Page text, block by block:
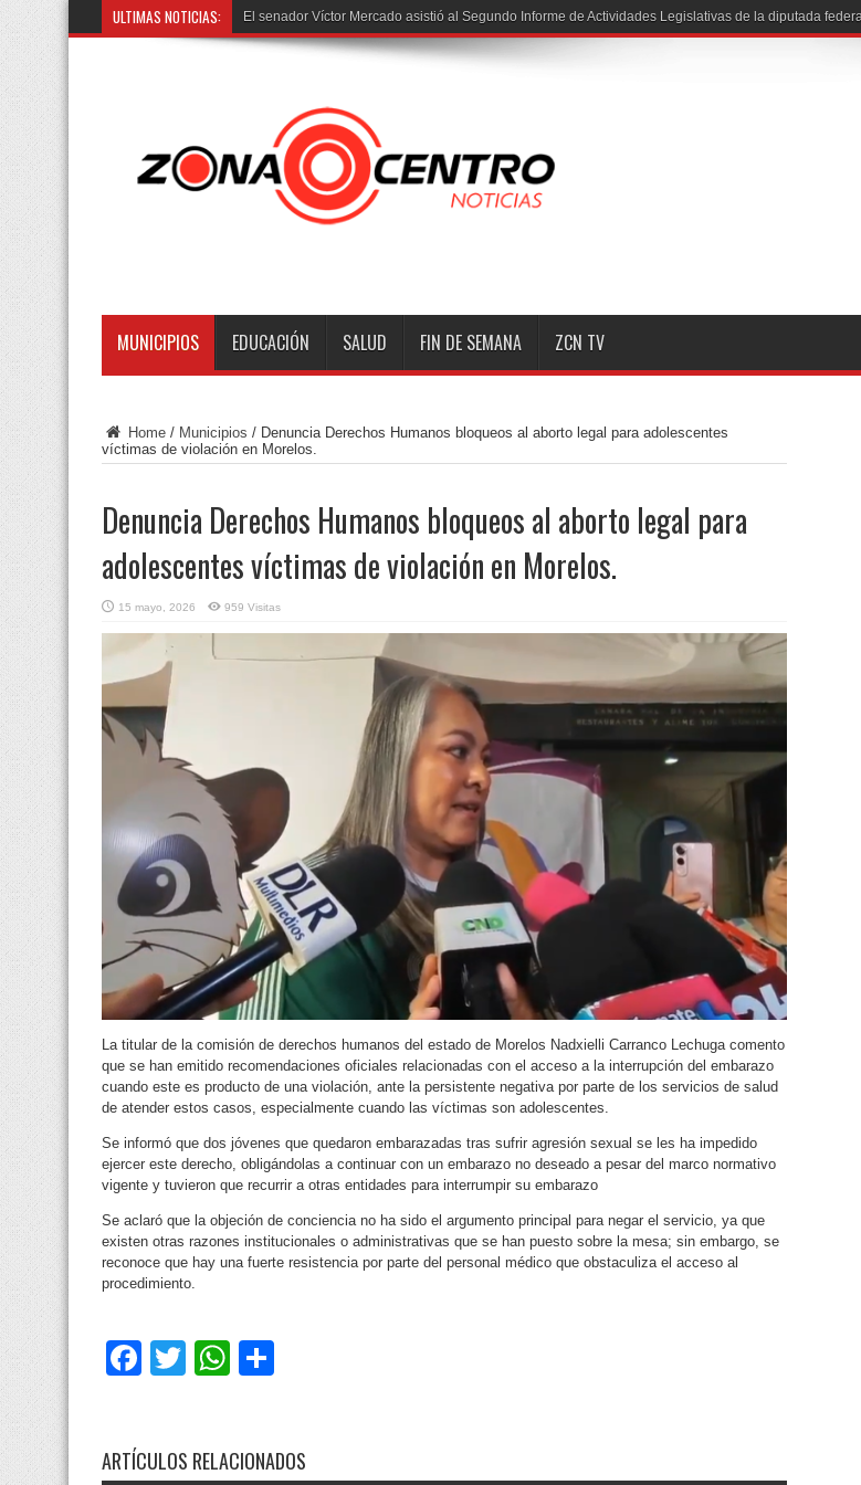
ULTIMAS NOTICIAS: El senador Víctor Mercado asistió al Segundo Informe de Actividades Legislativas de la diputada
MUNICIPIOS EDUCACIÓN SALUD FIN DE SEMANA ZCN TV
Home / Municipios / Denuncia Derechos Humanos bloqueos al aborto legal para adolescentes
víctimas de violación en Morelos.
Denuncia Derechos Humanos bloqueos al aborto legal para
adolescentes víctimas de violación en Morelos.
15 mayo, 2026 959 Visitas
La titular de la comisión de derechos humanos del estado de Morelos Nadxielli Carranco Lechuga comento
que se han emitido recomendaciones oficiales relacionadas con el acceso a la interrupción del embarazo
cuando este es producto de una violación, ante la persistente negativa por parte de los servicios de salud
de atender estos casos, especialmente cuando las víctimas son adolescentes.
Se informó que dos jóvenes que quedaron embarazadas tras sufrir agresión sexual se les ha impedido
ejercer este derecho, obligándolas a continuar con un embarazo no deseado a pesar del marco normativo
vigente y tuvieron que recurrir a otras entidades para interrumpir su embarazo
Se aclaró que la objeción de conciencia no ha sido el argumento principal para negar el servicio, ya que
existen otras razones institucionales o administrativas que se han puesto sobre la mesa; sin embargo, se
reconoce que hay una fuerte resistencia por parte del personal médico que obstaculiza el acceso al
procedimiento.
Facebook
TwitterWhatsApp
ARTÍCULOS RELACIONADOS